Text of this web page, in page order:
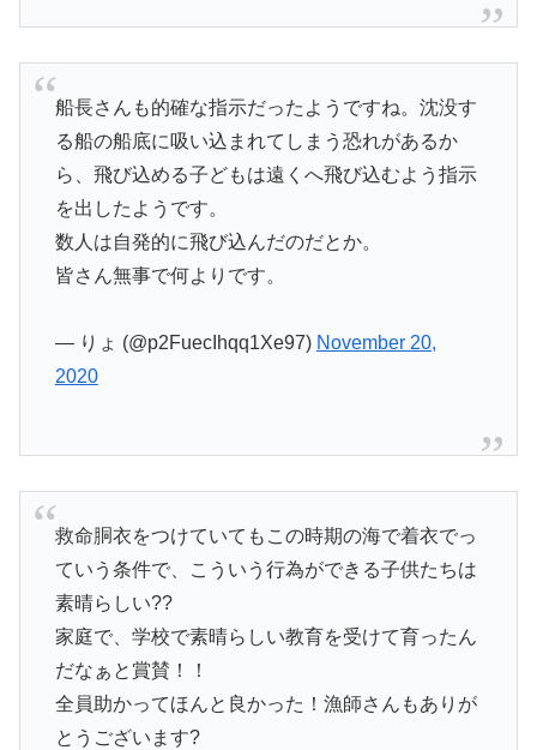
船長さんも的確な指示だったようですね。沈没す
る船の船底に吸い込まれてしまう恐れがあるか
ら、飛び込める子どもは遠くへ飛び込むよう指示
を出したようです。
数人は自発的に飛び込んだのだとか。
皆さん無事で何よりです。
— りょ (@p2FuecIhqq1Xe97) November 20,
2020
救命胴衣をつけていてもこの時期の海で着衣でっ
ていう条件で、こういう行為ができる子供たちは
素晴らしい??
家庭で、学校で素晴らしい教育を受けて育ったん
だなぁと賞賛！！
全員助かってほんと良かった！漁師さんもありが
とうございます?